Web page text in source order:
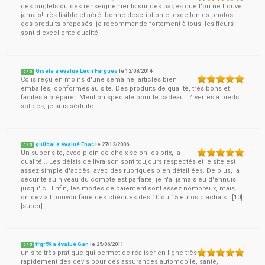
des onglets ou des renseignements sur des pages que l'on ne trouve
jamais! très lisible et aéré. bonne description et excellentes photos
des produits proposés. je recommande fortement à tous. les fleurs
sont d'excellente qualité.
5 / 5 Gisèle a évalué Léon Fargues le12/08/2014
Colis reçu en moins d'une semaine, articles bien
emballés, conformes au site. Des produits de qualité, très bons et
faciles à préparer. Mention spéciale pour le cadeau : 4 verres à pieds
solides, je suis séduite.
5 / 5 guilbal a évalué Fnac le 27/12/2006
Un super site, avec plein de choix selon les prix, la
qualité... Les délais de livraison sont toujours respectés et le site est
assez simple d'accès, avec des rubriques bien détaillées. De plus, la
sécurité au niveau du compte est parfaite, je n'ai jamais eu d'ennuis
jusqu'ici. Enfin, les modes de paiement sont assez nombreux, mais
on devrait pouvoir faire des chèques des 10 ou 15 euros d'achats...[10]
[super]
5 / 5 frgr59 a évalué Gan le 25/06/2011
un site très pratique qui permet de réaliser en ligne très
rapidement des devis pour des assurances automobile, santé,